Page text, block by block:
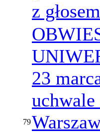
z
79
23